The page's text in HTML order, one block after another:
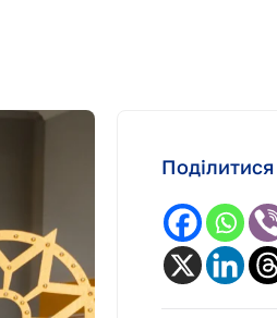
Поділитися